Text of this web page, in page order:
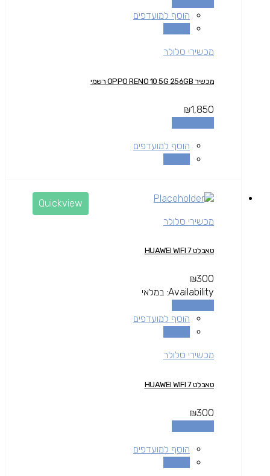
הוסף למועדפים
מכשירי סלולר
מכשיר OPPO RENO 10 5G 256GB רשמי
₪1,850
הוסף למועדפים
Quickview
מכשירי סלולר
טאבלט HUAWEI WIFI 7
₪300
Availability: במלאי
הוסף למועדפים
מכשירי סלולר
טאבלט HUAWEI WIFI 7
₪300
הוסף למועדפים